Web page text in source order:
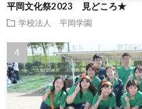
平岡文化祭2023 見どころ★
学校法人 平岡学園